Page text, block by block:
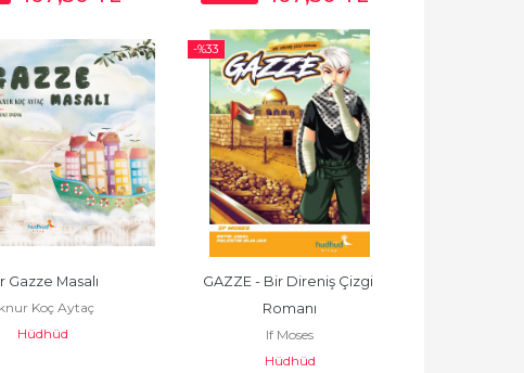
Gazze Masalı
Koç Aytaç
Hüdhüd
-%33
GAZZE - Bir Direniş Çizgi
Romanı
If Moses
Hüdhüd